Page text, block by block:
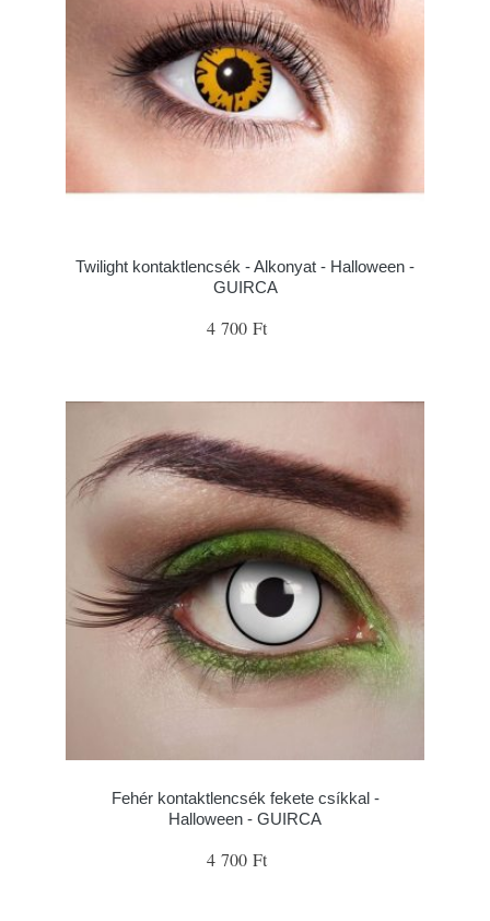
Twilight kontaktlencsék - Alkonyat - Halloween -
GUIRCA
4 700 Ft
Fehér kontaktlencsék fekete csíkkal -
Halloween - GUIRCA
4 700 Ft